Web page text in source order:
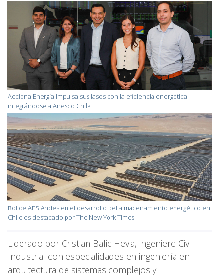
Acciona Energía impulsa sus lasos con la eficiencia energética
integrándose a Anesco Chile
Rol de AES Andes en el desarrollo del almacenamiento energético en
Chile es destacado por The New York Times
Liderado por Cristian Balic Hevia, ingeniero Civil
Industrial con especialidades en ingeniería en
arquitectura de sistemas complejos y